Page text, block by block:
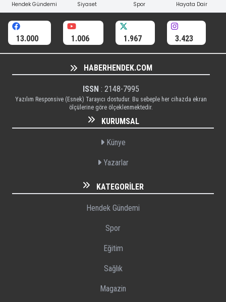
Hendek Gündemi Siyaset Spor Hayata Dair
13.000 1.006 1.967 3.423
HABERHENDEK.COM
ISSN : 2148-7995
Yazılım Responsive (Esnek) Tarayıcı dostudur. Bu sebeple her cihazda ekran
ölçülerine göre ölçeklenmektedir.
KURUMSAL
Künye
Yazarlar
KATEGORILER
Hendek Gündemi
Spor
Eğitim
Sağlık
Magazin